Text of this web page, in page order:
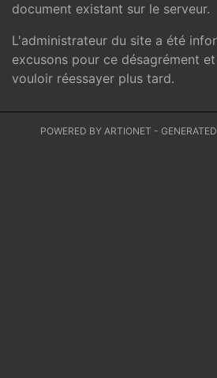
document existant sur le serveur.
L'administrateur du site a été
excusons pour ce désagrément
vouloir réessayer plus tard.
POWERED BY ARTIONET -